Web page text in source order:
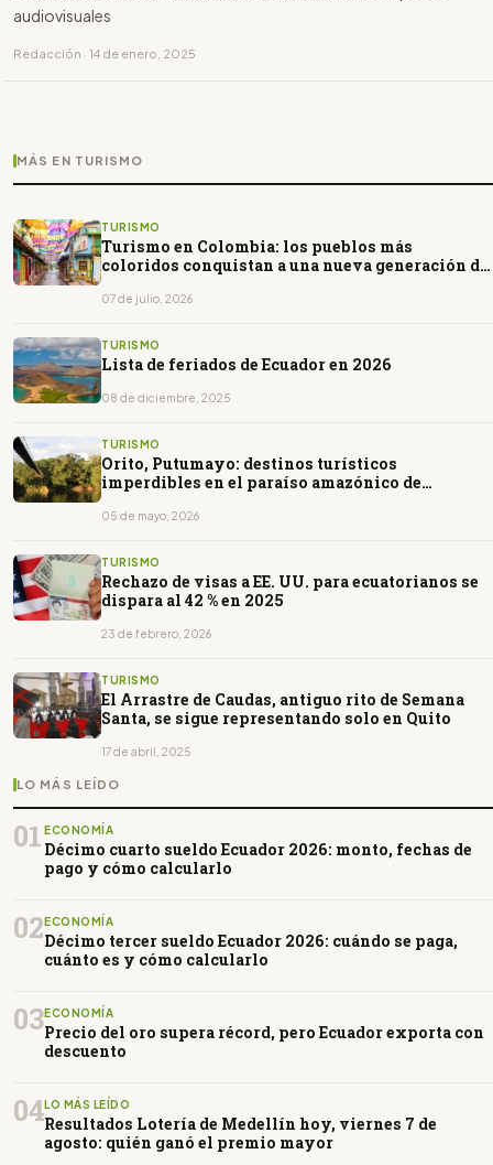
audiovisuales
Redacción · 14 de enero, 2025
MÁS EN TURISMO
TURISMO
Turismo en Colombia: los pueblos más
coloridos conquistan a una nueva generación de
07 de julio, 2026
TURISMO
Lista de feriados de Ecuador en 2026
08 de diciembre, 2025
TURISMO
Orito, Putumayo: destinos turísticos
imperdibles en el paraíso amazónico de
05 de mayo, 2026
TURISMO
Rechazo de visas a EE. UU. para ecuatorianos se
dispara al 42 % en 2025
23 de febrero, 2026
TURISMO
El Arrastre de Caudas, antiguo rito de Semana
Santa, se sigue representando solo en Quito
17 de abril, 2025
LO MÁS LEÍDO
01 ECONOMÍA
Décimo cuarto sueldo Ecuador 2026: monto, fechas de
pago y cómo calcularlo
02ECONOMÍA
Décimo tercer sueldo Ecuador 2026: cuándo se paga,
cuánto es y cómo calcularlo
03ECONOMÍA
Precio del oro supera récord, pero Ecuador exporta con
descuento
04LO MÁS LEÍDO
Resultados Lotería de Medellín hoy, viernes 7 de
agosto: quién ganó el premio mayor